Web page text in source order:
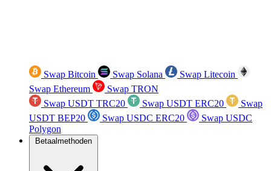
Swap Bitcoin Swap Solana
Swap Litecoin
Swap Ethereum
Swap TRON
Swap USDT TRC20
Swap USDT ERC20
Swap
USDT BEP20
Swap USDC ERC20
Swap USDC
Polygon
Betaalmethoden